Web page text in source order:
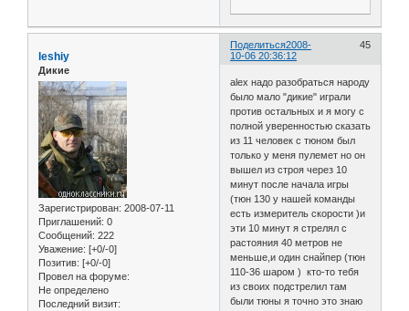
Поделиться 45
2008-
10-06 20:36:12
leshiy
Дикие
Зарегистрирован: 2008-07-11
Приглашений: 0
Сообщений: 222
Уважение: [+0/-0]
Позитив: [+0/-0]
Провел на форуме:
Не определено
Последний визит:
alex надо разобраться народу
было мало "дикие" играли
против остальных и я могу с
полной уверенностью сказать
из 11 человек с тюном был
только у меня пулемет но он
вышел из строя через 10
минут после начала игры
(тюн 130 у нашей команды
есть измеритель скорости )и
эти 10 минут я стрелял с
растояния 40 метров не
меньше,и один снайпер (тюн
110-36 шаром ) кто-то тебя
из своих подстрелил там
были тюны я точно это знаю